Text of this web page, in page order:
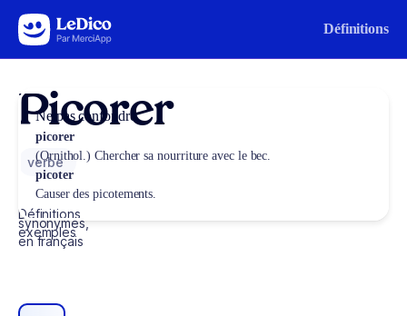
Aller au contenu Définitions
Picorer
verbe
Définitions,
synonymes,
exemples
en français
Ne pas confondre
picorer
(Ornithol.) Chercher sa nourriture avec le bec.
picoter
Causer des picotements.